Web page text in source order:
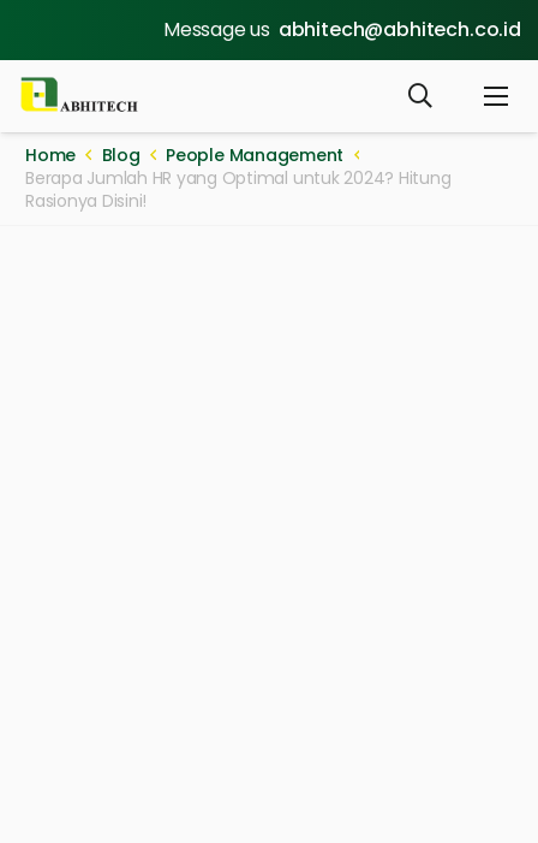
Message us abhitech@abhitech.co.id
Home Blog
People Management
Berapa Jumlah HR yang Optimal untuk 2024? Hitung
Rasionya Disini!